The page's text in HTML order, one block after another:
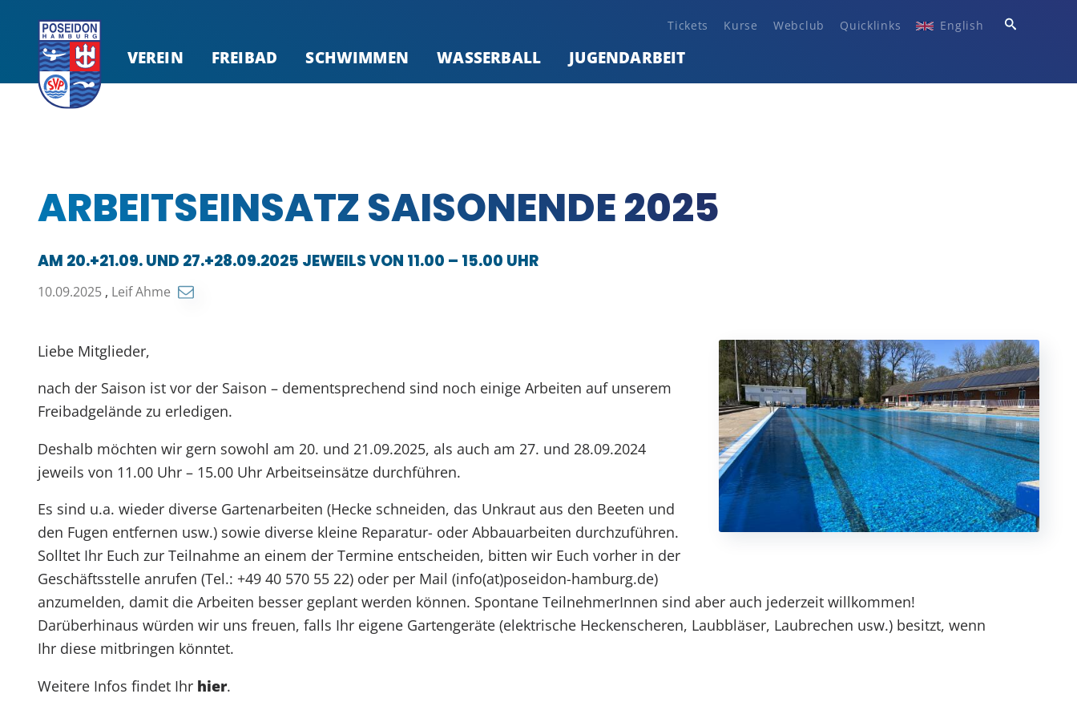
Tickets Kurse Webclub Quicklinks English
VEREIN FREIBAD SCHWIMMEN WASSERBALL JUGENDARBEIT
ARBEITSEINSATZ SAISONENDE 2025
AM 20.+21.09. UND 27.+28.09.2025 JEWEILS VON 11.00 – 15.00 UHR
10.09.2025 , Leif Ahme
Liebe Mitglieder,
nach der Saison ist vor der Saison – dementsprechend sind noch einige Arbeiten auf unserem
Freibadgelände zu erledigen.
Deshalb möchten wir gern sowohl am 20. und 21.09.2025, als auch am 27. und 28.09.2024
jeweils von 11.00 Uhr – 15.00 Uhr Arbeitseinsätze durchführen.
Es sind u.a. wieder diverse Gartenarbeiten (Hecke schneiden, das Unkraut aus den Beeten und
den Fugen entfernen usw.) sowie diverse kleine Reparatur- oder Abbauarbeiten durchzuführen.
Solltet Ihr Euch zur Teilnahme an einem der Termine entscheiden, bitten wir Euch vorher in der
Geschäftsstelle anrufen (Tel.: +49 40 570 55 22) oder per Mail (info(at)poseidon-hamburg.de)
anzumelden, damit die Arbeiten besser geplant werden können. Spontane TeilnehmerInnen sind aber auch jederzeit willkommen!
Darüberhinaus würden wir uns freuen, falls Ihr eigene Gartengeräte (elektrische Heckenscheren, Laubbläser, Laubrechen usw.) besitzt, wenn
Ihr diese mitbringen könntet.
Weitere Infos findet Ihr hier.